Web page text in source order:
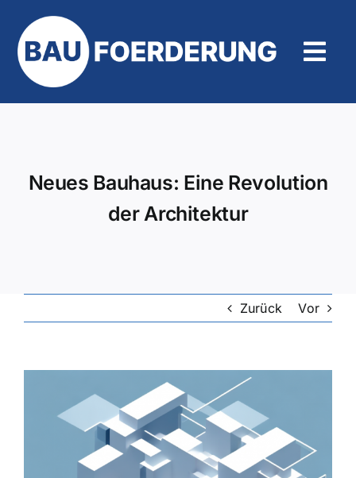
Inhalt
springen
Neues Bauhaus: Eine Revolution
der Architektur
Zurück Vor
grösseres